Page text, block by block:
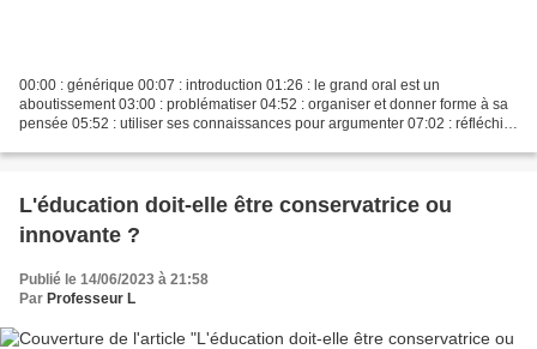
00:00 : générique 00:07 : introduction 01:26 : le grand oral est un
aboutissement 03:00 : problématiser 04:52 : organiser et donner forme à sa
pensée 05:52 : utiliser ses connaissances pour argumenter 07:02 : réfléchir
L'éducation doit-elle être conservatrice ou
innovante ?
Publié le 14/06/2023 à 21:58
Par Professeur L